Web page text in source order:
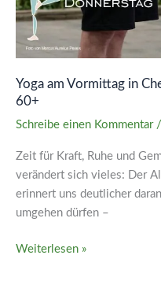
Yoga am Vormittag in
60+
Schreibe einen Kommentar /
Zeit für Kraft, Ruhe und
verändert sich vieles: Der
erinnert uns deutlicher
umgehen dürfen –
Weiterlesen »